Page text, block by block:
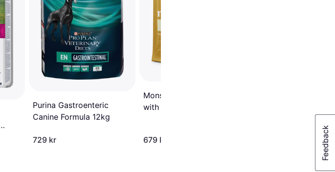
Purina Gastroenteric
Canine Formula 12kg
729 kr
Monster Original Adult
with Chicken & Turkey
679 kr